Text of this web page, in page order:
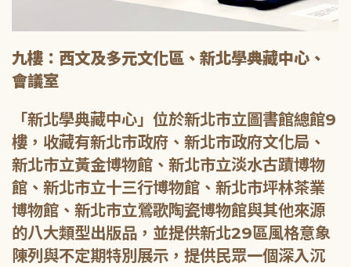
九樓：西文及多元文化區、新北學典藏中心、
會議室
「新北學典藏中心」位於新北市立圖書館總館9
樓，收藏有新北市政府、新北市政府文化局、
新北市立黃金博物館、新北市立淡水古蹟博物
館、新北市立十三行博物館、新北市坪林茶業
博物館、新北市立鶯歌陶瓷博物館與其他來源
的八大類型出版品，並提供新北29區風格意象
陳列與不定期特別展示，提供民眾一個深入沉